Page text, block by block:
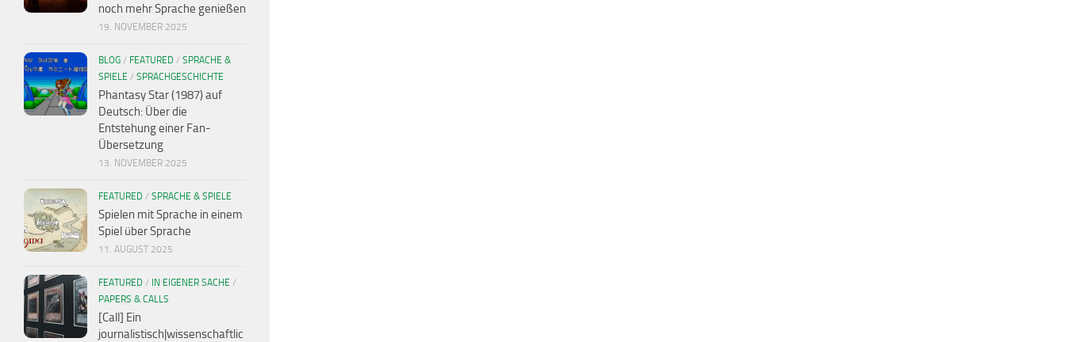
noch mehr Sprache genießen
19. NOVEMBER 2025
BLOG / FEATURED / SPRACHE &
SPIELE / SPRACHGESCHICHTE
Phantasy Star (1987) auf
Deutsch: Über die
Entstehung einer Fan-
Übersetzung
13. NOVEMBER 2025
FEATURED / SPRACHE & SPIELE
Spielen mit Sprache in einem
Spiel über Sprache
11. AUGUST 2025
FEATURED / IN EIGENER SACHE /
PAPERS & CALLS
[Call] Ein
journalistisch|wissenschaftlic